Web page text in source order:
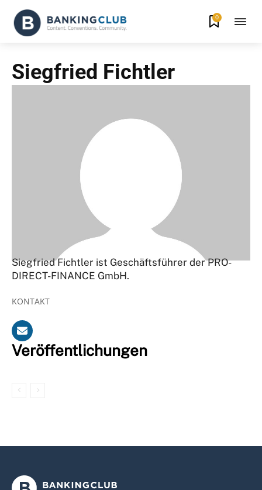
0
Siegfried Fichtler
Siegfried Fichtler ist Geschäftsführer der PRO-
DIRECT-FINANCE GmbH.
KONTAKT
Veröffentlichungen